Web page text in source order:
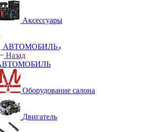
Аксессуары
АВТОМОБИЛЬ
Назад
Оборудование салона
Двигатель